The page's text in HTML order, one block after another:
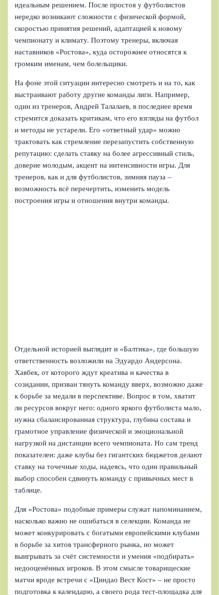
идеальным решением. После простоя у футболистов
нередко возникают сложности с физической формой,
скоростью принятия решений, адаптацией к новому
чемпионату и климату. Поэтому тренеры, включая
наставников «Ростова», куда осторожнее относятся к
громким именам, чем болельщики.
На фоне этой ситуации интересно смотреть и на то, как
выстраивают работу другие команды лиги. Например,
один из тренеров, Андрей Талалаев, в последнее время
стремится доказать критикам, что его взгляды на футбол
и методы не устарели. Его «ответный удар» можно
трактовать как стремление перезапустить собственную
репутацию: сделать ставку на более агрессивный стиль,
доверие молодым, акцент на интенсивности игры. Для
тренеров, как и для футболистов, зимняя пауза –
возможность всё перечертить, изменить модель
построения игры и отношения внутри команды.
Отдельной историей выглядит и «Балтика», где большую
ответственность возложили на Эдуардо Андерсона.
Хавбек, от которого ждут креатива и качества в
созидании, призван тянуть команду вверх, возможно даже
к борьбе за медали в перспективе. Вопрос в том, хватит
ли ресурсов вокруг него: одного яркого футболиста мало,
нужна сбалансированная структура, глубина состава и
грамотное управление физической и эмоциональной
нагрузкой на дистанции всего чемпионата. Но сам тренд
показателен: даже клубы без гигантских бюджетов делают
ставку на точечные ходы, надеясь, что один правильный
выбор способен сдвинуть команду с привычных мест в
таблице.
Для «Ростова» подобные примеры служат напоминанием,
насколько важно не ошибаться в селекции. Команда не
может конкурировать с богатыми европейскими клубами
в борьбе за хитов трансферного рынка, но может
выигрывать за счёт системности и умения «подбирать»
недооценённых игроков. В этом смысле товарищеские
матчи вроде встречи с «Циндао Вест Кост» – не просто
подготовка к календарю, а своего рода тест-площадка для